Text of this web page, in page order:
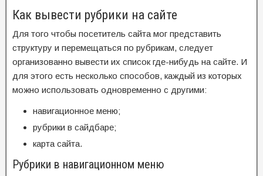
Как вывести рубрики на сайте
Для того чтобы посетитель сайта мог представить
структуру и перемещаться по рубрикам, следует
организованно вывести их список где-нибудь на сайте. И
для этого есть несколько способов, каждый из которых
можно использовать одновременно с другими:
навигационное меню;
рубрики в сайдбаре;
карта сайта.
Рубрики в навигационном меню